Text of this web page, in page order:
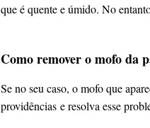
que é quente e úmido. No
Como remover o mofo da
Se no seu caso, o mofo que
providências e resolva esse